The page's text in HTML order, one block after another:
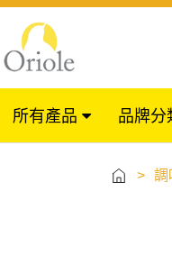
所有產品 品牌分
> 調